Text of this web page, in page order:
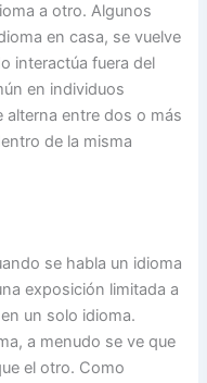
a otro. Algunos
en casa, se vuelve
interactúa fuera del
en individuos
alterna entre dos o más
de la misma
se habla un idioma
exposición limitada a
un solo idioma.
a menudo se ve que
el otro. Como